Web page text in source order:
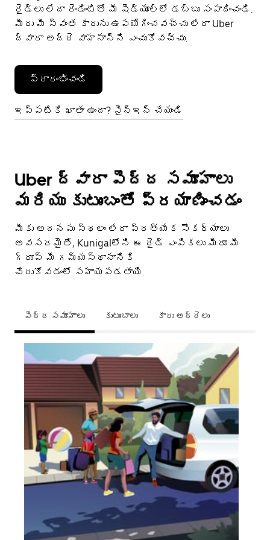
రైడ్‌లు లేదా రెండింటితో మీ షెడ్యూల్‌లో డబ్బు సంపాదించండి.
మీరు మీ స్వంత కారును ఉపయోగించవచ్చు లేదా Uber
ద్వారా అద్దె వాహనాన్ని ఎంచుకోవచ్చు.
ప్రారంభించండి
ఇప్పటికే ఖాతా ఉందా? సైన్ఇన్ చేయండి
Uber ద్వారా పెద్ద సమూహాలు
మరియు కుటుంబంతో ప్రయాణించడం
మీకు అదనపు స్థలం లేదా ప్రత్యేక సౌకర్యాలు
అవసరమైతే, Kunigalలోని ఈ రైడ్ ఎంపికలు మీరూ మీ
గ్రూప్ మీ గమ్యస్థానానికి
చేరుకోవడంలో సహాయపడతాయి.
పెద్ద సమూహాలు కుటుంబాలు కారు అద్దెలు